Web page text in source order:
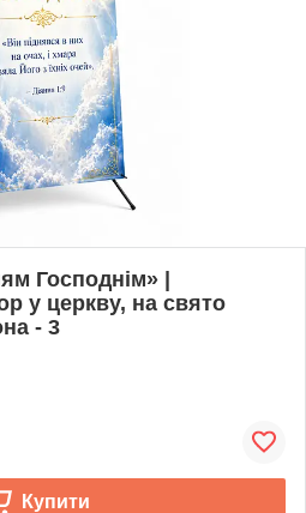
Господнім» |
у церкву, на свято
- 3
Купити